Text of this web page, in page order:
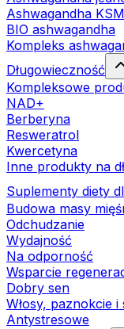
Ashwagandha
BIO ashwagandha
Kompleks
Długowieczność
Kompleksowe
NAD+
Berberyna
Resweratrol
Kwercetyna
Inne produkty na
Suplementy diety
Budowa masy
Odchudzanie
Wydajność
Na odporność
Wsparcie
Dobry sen
Włosy, paznokcie i
Antystresowe